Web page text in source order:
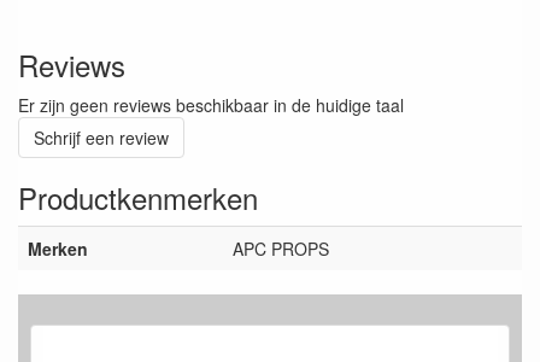
Reviews
Er zijn geen reviews beschikbaar in de huidige taal
Schrijf een review
Productkenmerken
Merken APC PROPS